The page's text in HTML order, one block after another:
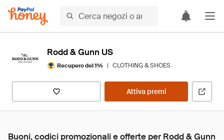
Rodd & Gunn US
Recupero del 1% | CLOTHING & SHOES
Attiva premi
Buoni, codici promozionali e offerte per Rodd & Gunn